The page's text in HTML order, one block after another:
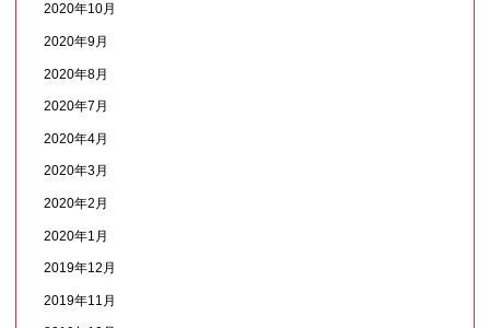
2020年10月
2020年9月
2020年8月
2020年7月
2020年4月
2020年3月
2020年2月
2020年1月
2019年12月
2019年11月